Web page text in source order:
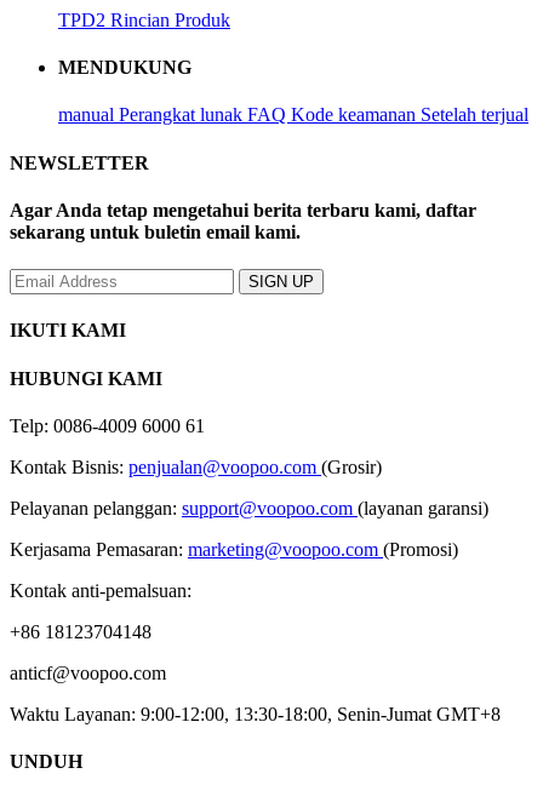
TPD2 Rincian Produk
MENDUKUNG
manual Perangkat lunak FAQ Kode keamanan Setelah terjual
NEWSLETTER
Agar Anda tetap mengetahui berita terbaru kami, daftar
sekarang untuk buletin email kami.
IKUTI KAMI
HUBUNGI KAMI
Telp: 0086-4009 6000 61
Kontak Bisnis: penjualan@voopoo.com (Grosir)
Pelayanan pelanggan: support@voopoo.com (layanan garansi)
Kerjasama Pemasaran: marketing@voopoo.com (Promosi)
Kontak anti-pemalsuan:
+86 18123704148
anticf@voopoo.com
Waktu Layanan: 9:00-12:00, 13:30-18:00, Senin-Jumat GMT+8
UNDUH